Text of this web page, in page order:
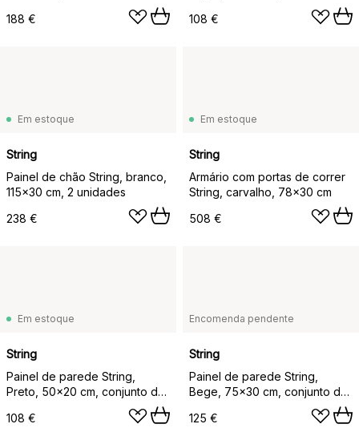
188 €
108 €
Em estoque
String
Painel de chão String, branco,
115x30 cm, 2 unidades
238 €
Em estoque
String
Armário com portas de correr
String, carvalho, 78x30 cm
508 €
Em estoque
String
Painel de parede String,
Preto, 50x20 cm, conjunto de
108 €
Encomenda pendente
String
Painel de parede String,
Bege, 75x30 cm, conjunto de
125 €